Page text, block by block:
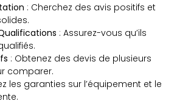
: Cherchez des avis positifs et
: Assurez-vous qu’ils
: Obtenez des devis de plusieurs
comparer.
les garanties sur l’équipement et le